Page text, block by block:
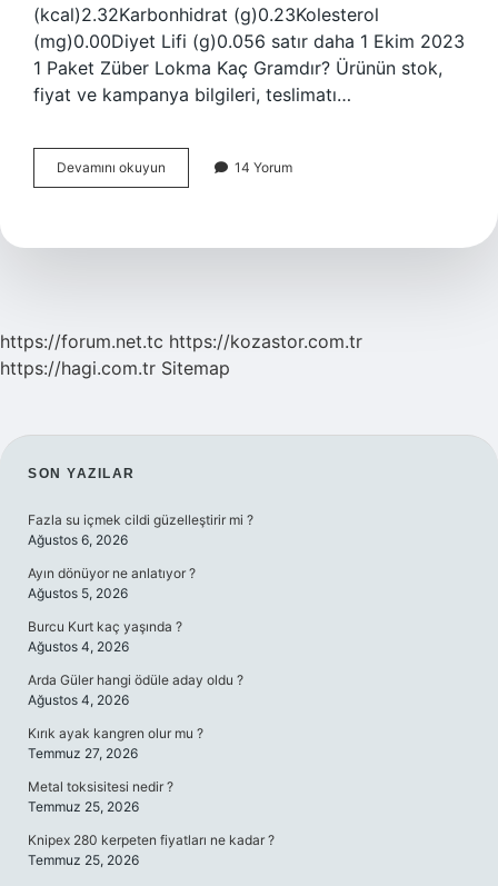
(kcal)2.32Karbonhidrat (g)0.23Kolesterol
(mg)0.00Diyet Lifi (g)0.056 satır daha 1 Ekim 2023
1 Paket Züber Lokma Kaç Gramdır? Ürünün stok,
fiyat ve kampanya bilgileri, teslimatı…
Devamını okuyun
Hurma
Kalori
14 Yorum
https://forum.net.tc https://kozastor.com.tr
https://hagi.com.tr Sitemap
SIDEBAR
SON YAZILAR
Fazla su içmek cildi güzelleştirir mi ?
Ağustos 6, 2026
Ayın dönüyor ne anlatıyor ?
Ağustos 5, 2026
Burcu Kurt kaç yaşında ?
Ağustos 4, 2026
Arda Güler hangi ödüle aday oldu ?
Ağustos 4, 2026
Kırık ayak kangren olur mu ?
Temmuz 27, 2026
Metal toksisitesi nedir ?
Temmuz 25, 2026
Knipex 280 kerpeten fiyatları ne kadar ?
Temmuz 25, 2026